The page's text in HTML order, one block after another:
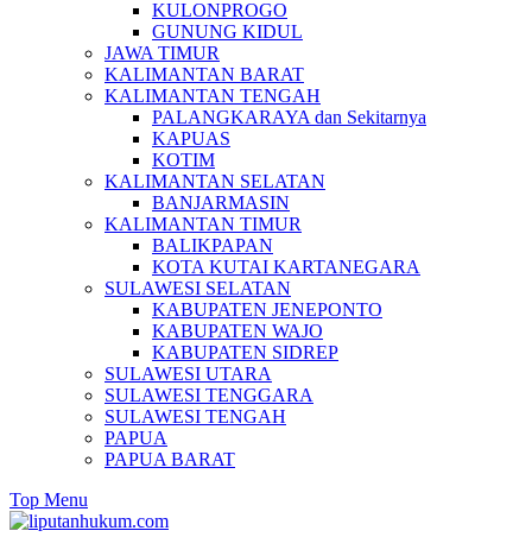
KULONPROGO
GUNUNG KIDUL
JAWA TIMUR
KALIMANTAN BARAT
KALIMANTAN TENGAH
PALANGKARAYA dan Sekitarnya
KAPUAS
KOTIM
KALIMANTAN SELATAN
BANJARMASIN
KALIMANTAN TIMUR
BALIKPAPAN
KOTA KUTAI KARTANEGARA
SULAWESI SELATAN
KABUPATEN JENEPONTO
KABUPATEN WAJO
KABUPATEN SIDREP
SULAWESI UTARA
SULAWESI TENGGARA
SULAWESI TENGAH
PAPUA
PAPUA BARAT
Top Menu